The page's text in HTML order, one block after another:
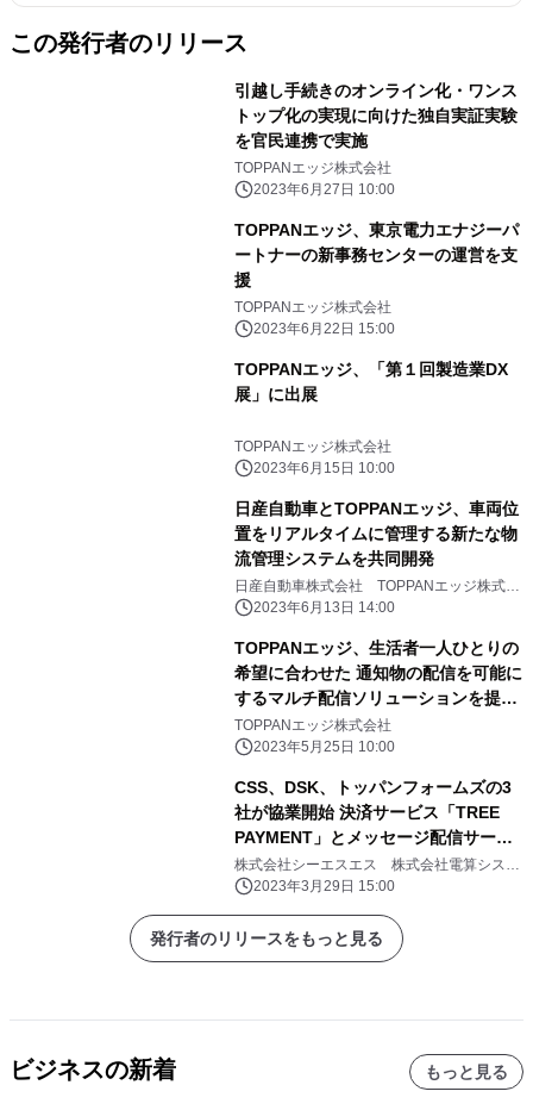
この発行者のリリース
引越し手続きのオンライン化・ワンス
トップ化の実現に向けた独自実証実験
を官民連携で実施
TOPPANエッジ株式会社
2023年6月27日 10:00
TOPPANエッジ、東京電力エナジーパ
ートナーの新事務センターの運営を支
援
TOPPANエッジ株式会社
2023年6月22日 15:00
TOPPANエッジ、「第１回製造業DX
展」に出展
TOPPANエッジ株式会社
2023年6月15日 10:00
日産自動車とTOPPANエッジ、車両位
置をリアルタイムに管理する新たな物
流管理システムを共同開発
日産自動車株式会社 TOPPANエッジ株式会
社 2023年6月13日 14:00
TOPPANエッジ、生活者一人ひとりの
希望に合わせた 通知物の配信を可能に
するマルチ配信ソリューションを提供
開始
TOPPANエッジ株式会社
2023年5月25日 10:00
CSS、DSK、トッパンフォームズの3
社が協業開始 決済サービス「TREE
PAYMENT」とメッセージ配信サービ
ス「EngagePlus」の連携によるサー
ビス内容のレベルアップについて
株式会社シーエスエス 株式会社電算システ
ム トッパン・フォームズ株式会社
2023年3月29日 15:00
発行者のリリースをもっと見る
ビジネスの新着 もっと見る